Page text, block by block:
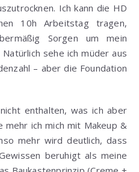
Ich kann die HD
10h Arbeitstag tragen,
Sorgen um mein
sehe ich müder aus
– aber die Foundation
enthalten, was ich aber
mehr ich mich mit Makeup &
mehr wird deutlich, dass
beruhigt als meine